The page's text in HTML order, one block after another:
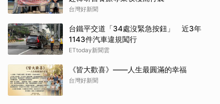
台灣好新聞
台鐵平交道「34處沒緊急按鈕」 近3年
1143件汽車違規闖行
ETtoday新聞雲
《皆大歡喜》——人生最圓滿的幸福
台灣好新聞